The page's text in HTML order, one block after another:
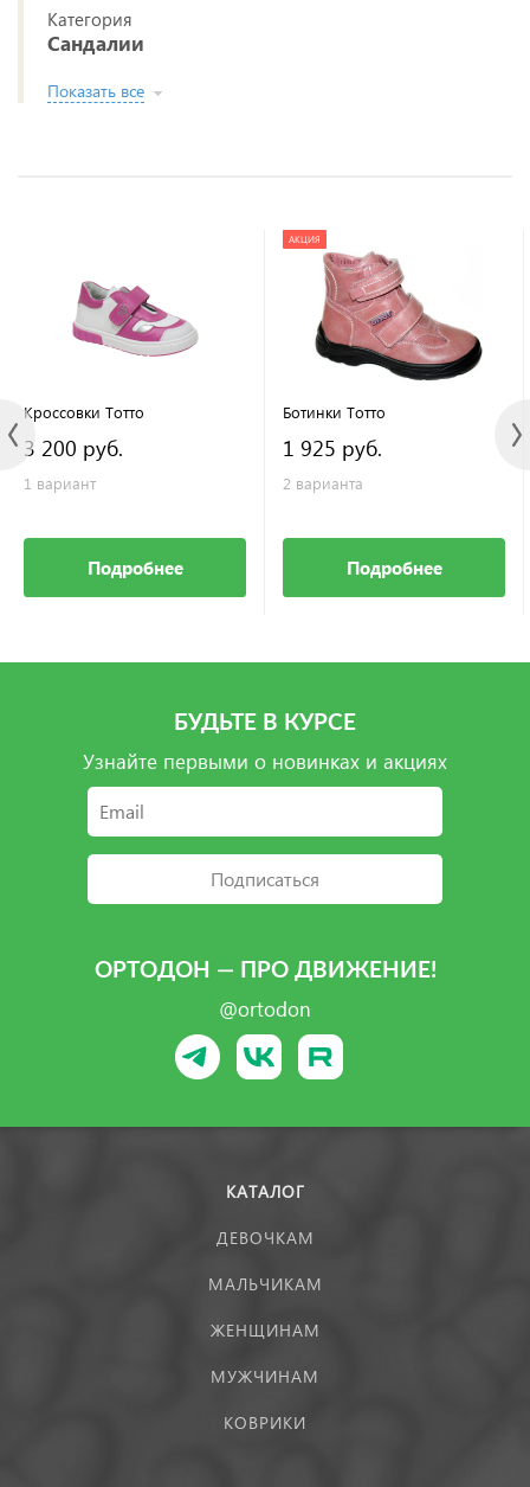
Категория
Сандалии
Показать все
Кроссовки Тотто
3 200 руб.
1 вариант
Подробнее
АКЦИЯ
Ботинки Тотто
1 925 руб.
2 варианта
Подробнее
БУДЬТЕ В КУРСЕ
Узнайте первыми о новинках и акциях
Подписаться
ОРТОДОН — ПРО ДВИЖЕНИЕ!
@ortodon
КАТАЛОГ
ДЕВОЧКАМ
МАЛЬЧИКАМ
ЖЕНЩИНАМ
МУЖЧИНАМ
КОВРИКИ